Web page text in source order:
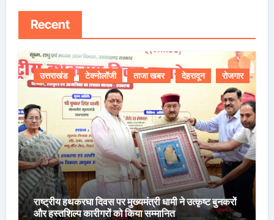
Recent
उत्तराखंड टेक्नोलॉजी ताजा खबर देहरादून रोजगार
राष्ट्रीय हथकरघा दिवस पर मुख्यमंत्री धामी ने उत्कृष्ट बुनकरों
और हस्तशिल्प कारीगरों को किया सम्मानित